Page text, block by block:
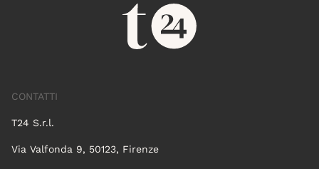
CONTATTI
T24 S.r.l.
Via Valfonda 9, 50123, Firenze